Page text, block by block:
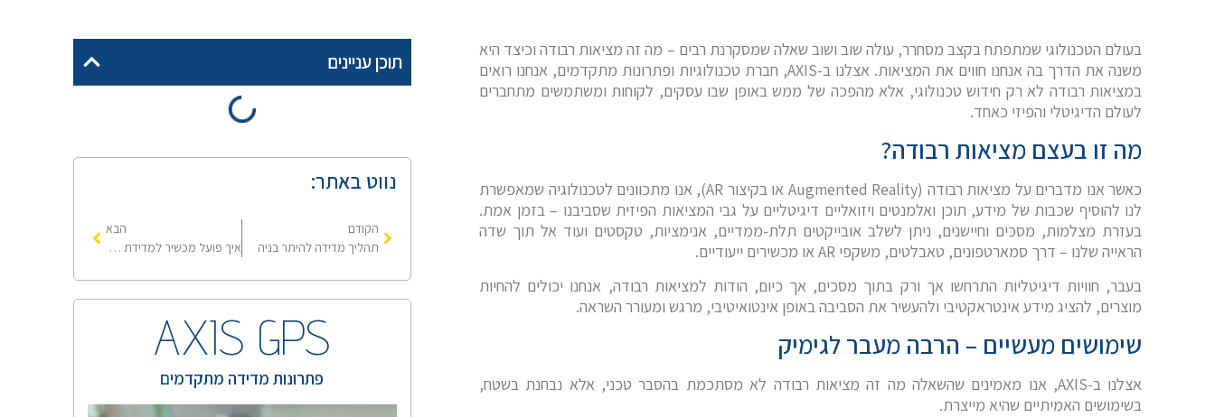
בעולם הטכנולוגי שמתפתח בקצב מסחרר, עולה שוב ושוב שאלה שמסקרנת רבים – מה זה מציאות רבודה וכיצד היא
משנה את הדרך בה אנחנו חווים את המציאות. אצלנו ב-AXIS, חברת טכנולוגיות ופתרונות מתקדמים, אנחנו רואים
במציאות רבודה לא רק חידוש טכנולוגי, אלא מהפכה של ממש באופן שבו עסקים, לקוחות ומשתמשים מתחברים
לעולם הדיגיטלי והפיזי כאחד.
מה זו בעצם מציאות רבודה?
כאשר אנו מדברים על מציאות רבודה (Augmented Reality או בקיצור AR), אנו מתכוונים לטכנולוגיה שמאפשרת
לנו להוסיף שכבות של מידע, תוכן ואלמנטים ויזואליים דיגיטליים על גבי המציאות הפיזית שסביבנו – בזמן אמת.
בעזרת מצלמות, מסכים וחיישנים, ניתן לשלב אובייקטים תלת-ממדיים, אנימציות, טקסטים ועוד אל תוך שדה
הראייה שלנו – דרך סמארטפונים, טאבלטים, משקפי ARאו מכשירים ייעודיים.
בעבר, חוויות דיגיטליות התרחשו אך ורק בתוך מסכים, אך כיום, הודות למציאות רבודה, אנחנו יכולים להחיות
מוצרים, להציג מידע אינטראקטיבי ולהעשיר את הסביבה באופן אינטואיטיבי, מרגש ומעורר השראה.
שימושים מעשיים – הרבה מעבר לגימיק
אצלנו ב-AXIS, אנו מאמינים שהשאלה מה זה מציאות רבודה לא מסתכמת בהסבר טכני, אלא נבחנת בשטח,
בשימושים האמיתיים שהיא מייצרת.
תוכן עניינים
נווט באתר:
הקודם
תהליך מדידה להיתר בניה
הבא
איך פועל מכשיר למדידת גובה ומהם היתרונות שלו?
AXIS GPS
פתרונות מדידה מתקדמים